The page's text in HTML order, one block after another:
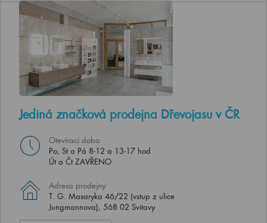
Jediná značková prodejna Dřevojasu v ČR
Otevírací doba
Po, St a Pá 8-12 a 13-17 hod
Út a Čt ZAVŘENO
Adresa prodejny
T. G. Masaryka 46/22 (vstup z ulice
Jungmannova), 568 02 Svitavy